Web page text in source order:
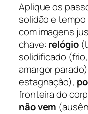
Aplique os
solidão e tempo
com imagens
chave:relógio
solidificado
amargor
estagnação),
fronteira do
não vem